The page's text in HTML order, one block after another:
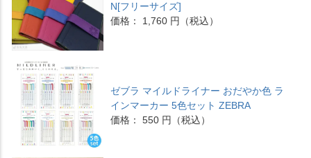
N[フリーサイズ]
価格： 1,760 円（税込）
ゼブラ マイルドライナー おだやか色 ラ
インマーカー 5色セット ZEBRA
価格： 550 円（税込）